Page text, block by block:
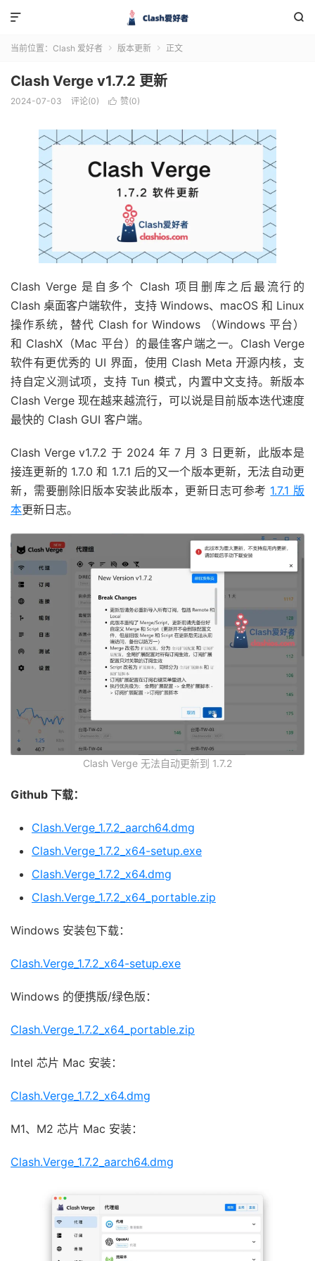


当前位置： Clash 爱好者  版本更新  正文
Clash Verge v1.7.2 更新
2024-07-03 评论(0)  赞(0)
Clash Verge 是自多个 Clash 项目删库之后最流行的
Clash 桌面客户端软件，支持 Windows、macOS 和 Linux
操作系统，替代 Clash for Windows （Windows 平台）
和 ClashX（Mac 平台）的最佳客户端之一。Clash Verge
软件有更优秀的 UI 界面，使用 Clash Meta 开源内核，支
持自定义测试项，支持 Tun 模式，内置中文支持。新版本
Clash Verge 现在越来越流行，可以说是目前版本迭代速度
最快的 Clash GUI 客户端。
Clash Verge v1.7.2 于 2024 年 7 月 3 日更新，此版本是
接连更新的 1.7.0 和 1.7.1 后的又一个版本更新，无法自动更
新，需要删除旧版本安装此版本，更新日志可参考 1.7.1 版
本更新日志。
Clash Verge 无法自动更新到 1.7.2
Github 下载：
Clash.Verge_1.7.2_aarch64.dmg
Clash.Verge_1.7.2_x64-setup.exe
Clash.Verge_1.7.2_x64.dmg
Clash.Verge_1.7.2_x64_portable.zip
Windows 安装包下载：
Clash.Verge_1.7.2_x64-setup.exe
Windows 的便携版/绿色版：
Clash.Verge_1.7.2_x64_portable.zip
Intel 芯片 Mac 安装：
Clash.Verge_1.7.2_x64.dmg
M1、M2 芯片 Mac 安装：
Clash.Verge_1.7.2_aarch64.dmg